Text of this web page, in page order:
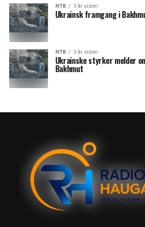
NTB 3 år siden
Ukrainsk framgang i
NTB 3 år siden
Ukrainske styrker melder
Bakhmut